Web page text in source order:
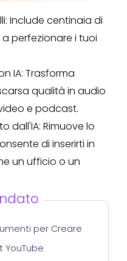
Include centinaia di
perfezionare i tuoi
IA: Trasforma
qualità in audio
e podcast.
dall'IA: Rimuove lo
di inserirti in
un ufficio o un
per Creare
YouTube